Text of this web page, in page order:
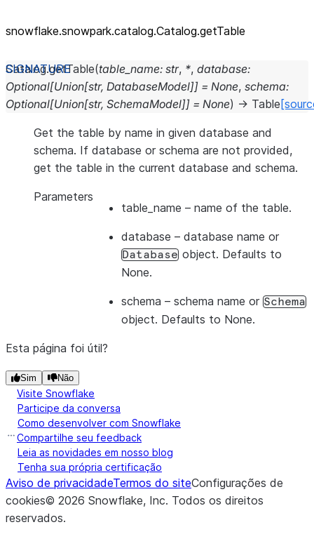
snowflake.snowpark.catalog.Catalog.getTable
Catalog.getTable(table_name: str, *, database:
Optional[Union[str, DatabaseModel]] = None, schema:
Optional[Union[str, SchemaModel]] = None) → Table
Get the table by name in given database and
schema. If database or schema are not provided,
get the table in the current database and schema.
Parameters
table_name – name of the table.
database – database name or
Database object. Defaults to
None.
schema – schema name or Schema
object. Defaults to None.
Esta página foi útil?
Sim Não
Visite Snowflake
Participe da conversa
Como desenvolver com Snowflake
Compartilhe seu feedback
Leia as novidades em nosso blog
Tenha sua própria certificação
Aviso de privacidadeTermos do siteConfigurações de
cookies© 2026 Snowflake, Inc. Todos os direitos
reservados.